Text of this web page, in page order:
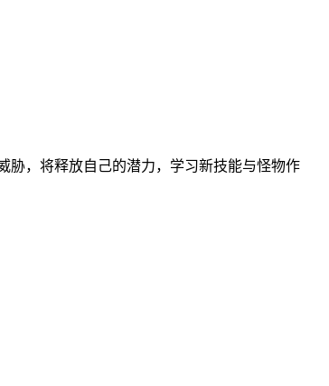
胁，将释放自己的潜力，学习新技能与怪物作